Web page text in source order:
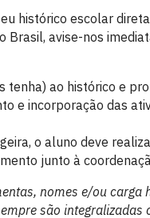
histórico escolar
Brasil, avise-nos
ao histórico e
e incorporação das
o aluno deve
junto à
nomes e/ou carga
são